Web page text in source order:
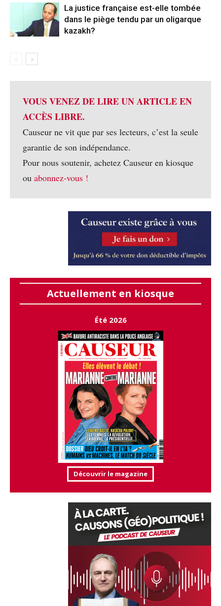
La justice française est-elle tombée
dans le piège tendu par un oligarque
kazakh?
VOUS VENEZ DE LIRE UN ARTICLE EN
ACCÈS LIBRE.
Causeur ne vit que par ses lecteurs, c’est la seule
garantie de son indépendance.
Pour nous soutenir, achetez Causeur en kiosque
ou abonnez-vous !
Actuellement en kiosque
Été 2026
Découvrir le magazine